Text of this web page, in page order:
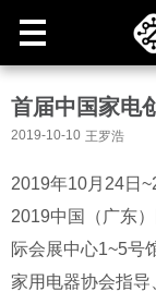
首届中国家电
2019-10-10 王罗浩
2019年10月24日
2019中国（广东
际会展中心1~5号
家用电器协会指